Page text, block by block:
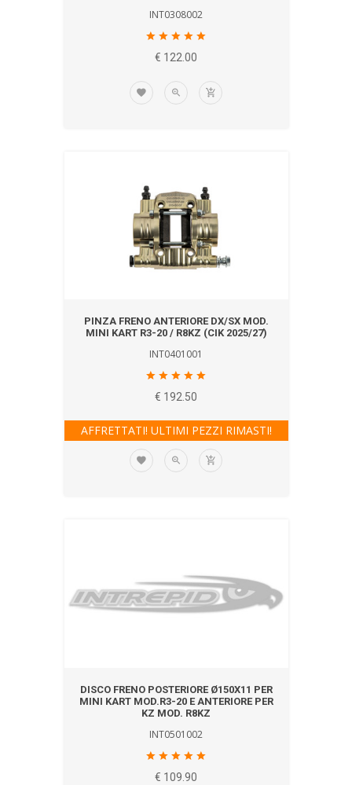
INT0308002
€ 122.00
PINZA FRENO ANTERIORE DX/SX MOD.
MINI KART R3-20 / R8KZ (CIK 2025/27)
INT0401001
€ 192.50
AFFRETTATI! ULTIMI PEZZI RIMASTI!
DISCO FRENO POSTERIORE Ø150X11 PER
MINI KART MOD.R3-20 E ANTERIORE PER
KZ MOD. R8KZ
INT0501002
€ 109.90